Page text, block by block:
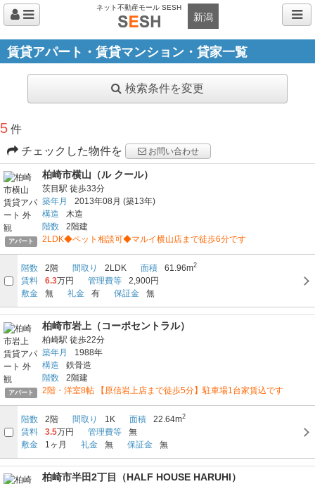
ネット不動産モール SESH
新潟
賃貸アパート・賃貸マンション・貸家一覧
検索条件を変更
5 件
チェックした物件を
お問い合わせ
アパート
柏崎市横山（ル クール）
茨目駅 徒歩33分
築年月
2013年08月 (築13年)
構造
木造
階数
2階建
2LDK◆ペット相談可◆マルイ横山店まで徒歩6分です
階数 2階 間取り 2LDK 面積 61.96m2
賃料 6.3万円 管理費等
2,900円
敷金
無 礼金 有 保証金 無
アパート
柏崎市岩上（コーポセントラル）
柏崎駅 徒歩22分
築年月
1988年
構造
鉄骨造
階数
2階建
2階・洋室8帖 【原信岩上店まで徒歩5分】駐車場1台家賃込です
階数 2階 間取り 1K 面積 22.64m2
賃料 3.5万円 管理費等
無
敷金
1ヶ月 礼金 無 保証金 無
柏崎市半田2丁目（HALF HOUSE HARUHI）